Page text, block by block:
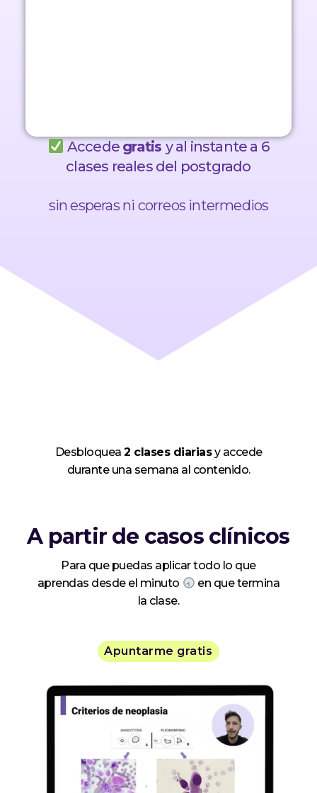
Accede gratis y al instante a 6
clases reales del postgrado
sin esperas ni correos intermedios
Desbloquea 2 clases diariasy accede
durante una semana al contenido.
A partir de casos clínicos
Para que puedas aplicar todo lo que
aprendas desde el minuto
en que termina
la clase.
Apuntarme gratis